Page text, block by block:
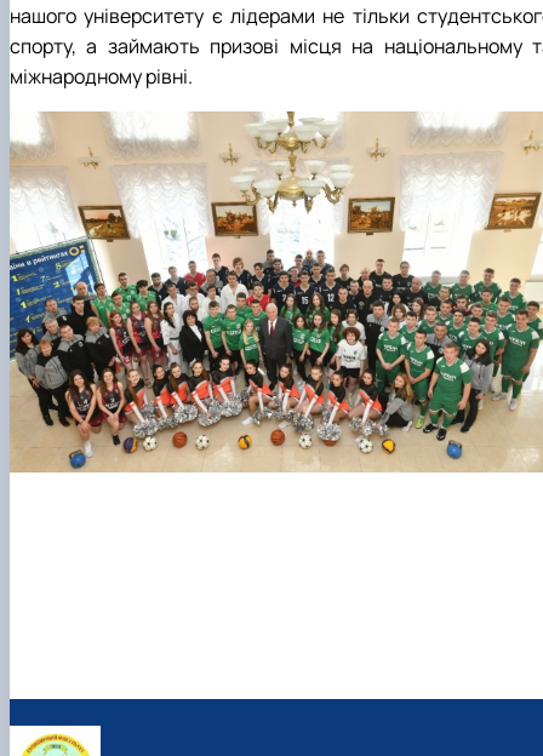
нашого університету є лідерами не тільки
спорту, а займають призові місця на національному
міжнародному рівні.